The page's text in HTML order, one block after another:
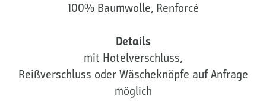
100% Baumwolle, Renforcé
Details
mit Hotelverschluss,
Reißverschluss oder Wäscheknöpfe auf Anfrage
möglich